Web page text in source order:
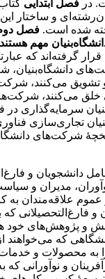
در فصل ابتدایی
و ساختار
شده است. فصل
مهم
گرفته‌اند که
و تشویق می‌كنند،
خلق می‌كنند،
سرمایه‌گذاری در
تجاری‌سازی
شركت‌های
دانشجویان و
مدیران و
علاقه‌مندان به
که
و پژوهش‌های خود
که می‌خواهند
به محصولات و
و نوآورانی که